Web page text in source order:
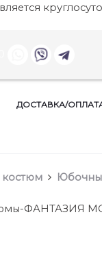
ДОСТАВКА/